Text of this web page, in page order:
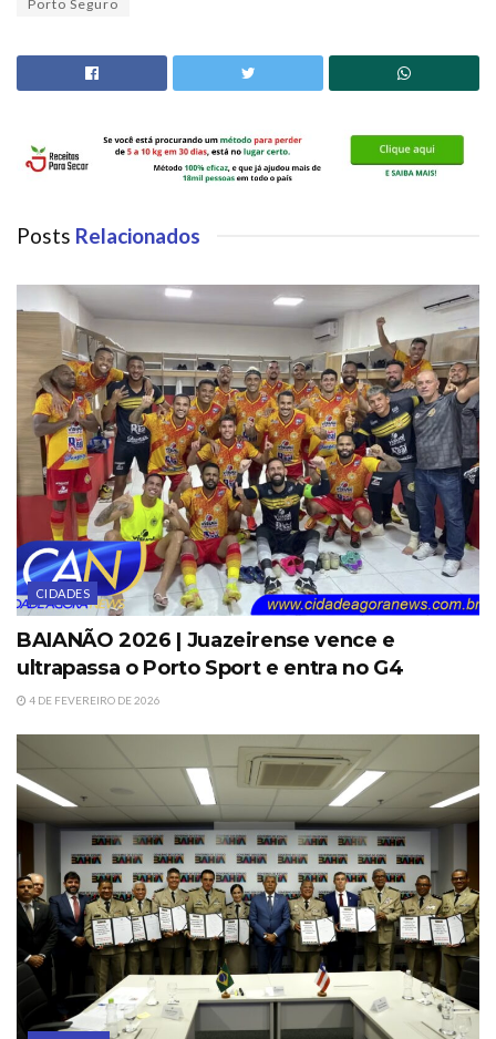
Porto Seguro
Posts Relacionados
CIDADES
BAIANÃO 2026 | Juazeirense vence e
ultrapassa o Porto Sport e entra no G4
4 DE FEVEREIRO DE 2026